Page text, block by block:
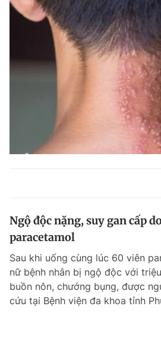
Ngộ độc nặng, suy gan cấp
paracetamol
Sau khi uống cùng lúc 60 viên
nữ bệnh nhân bị ngộ độc với
buồn nôn, chướng bụng, được
cứu tại Bệnh viện đa khoa tỉnh